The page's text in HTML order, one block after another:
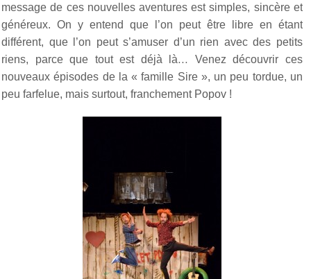
message de ces nouvelles aventures est simples, sincère et
généreux. On y entend que l’on peut être libre en étant
différent, que l’on peut s’amuser d’un rien avec des petits
riens, parce que tout est déjà là… Venez découvrir ces
nouveaux épisodes de la « famille Sire », un peu tordue, un
peu farfelue, mais surtout, franchement Popov !